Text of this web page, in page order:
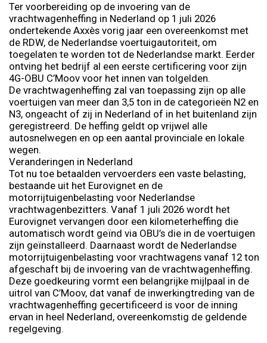
Ter voorbereiding op de invoering van de
vrachtwagenheffing in Nederland op 1 juli 2026
ondertekende Axxès vorig jaar een overeenkomst met
de RDW, de Nederlandse voertuigautoriteit, om
toegelaten te worden tot de Nederlandse markt. Eerder
ontving het bedrijf al een eerste certificering voor zijn
4G-OBU C’Moov voor het innen van tolgelden.
De vrachtwagenheffing zal van toepassing zijn op alle
voertuigen van meer dan 3,5 ton in de categorieën N2 en
N3, ongeacht of zij in Nederland of in het buitenland zijn
geregistreerd. De heffing geldt op vrijwel alle
autosnelwegen en op een aantal provinciale en lokale
wegen.
Veranderingen in Nederland
Tot nu toe betaalden vervoerders een vaste belasting,
bestaande uit het Eurovignet en de
motorrijtuigenbelasting voor Nederlandse
vrachtwagenbezitters. Vanaf 1 juli 2026 wordt het
Eurovignet vervangen door een kilometerheffing die
automatisch wordt geïnd via OBU’s die in de voertuigen
zijn geïnstalleerd. Daarnaast wordt de Nederlandse
motorrijtuigenbelasting voor vrachtwagens vanaf 12 ton
afgeschaft bij de invoering van de vrachtwagenheffing.
Deze goedkeuring vormt een belangrijke mijlpaal in de
uitrol van C’Moov, dat vanaf de inwerkingtreding van de
vrachtwagenheffing gecertificeerd is voor de inning
ervan in heel Nederland, overeenkomstig de geldende
regelgeving.